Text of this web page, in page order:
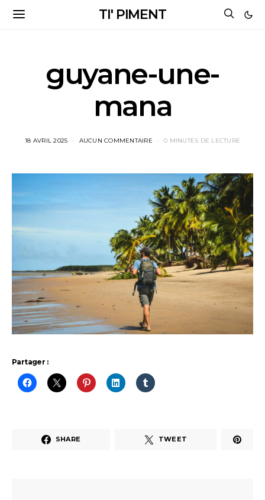
TI' PIMENT
guyane-une-
mana
18 AVRIL 2025 AUCUN COMMENTAIRE 0 MINUTES DE LECTURE
Partager :
SHARE TWEET